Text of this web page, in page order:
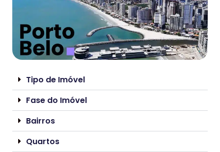
Tipo de Imóvel
Fase do Imóvel
Bairros
Quartos